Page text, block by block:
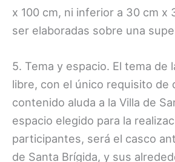
x 100 cm, ni inferior a 30 cm x
ser elaboradas sobre una
5. Tema y espacio. El tema de
libre, con el único requisito de
contenido aluda a la Villa de
espacio elegido para la
participantes, será el casco
de Santa Brígida, y sus